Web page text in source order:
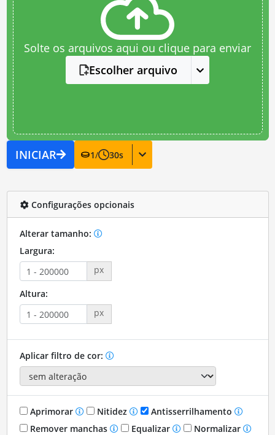
Solte os arquivos aqui ou clique para enviar
Escolher arquivo
INICIAR 1/ 30s
Configurações opcionais
Alterar tamanho:
Largura:
px
Altura:
px
Aplicar filtro de cor:
Aprimorar Nitidez
Antisserrilhamento
Remover manchas
Equalizar
Normalizar